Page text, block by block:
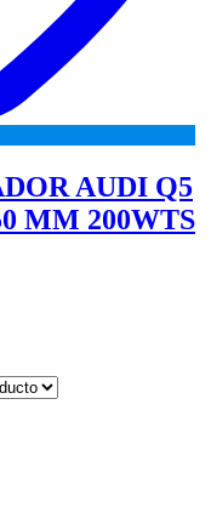
AUDI Q5
MM 200WTS